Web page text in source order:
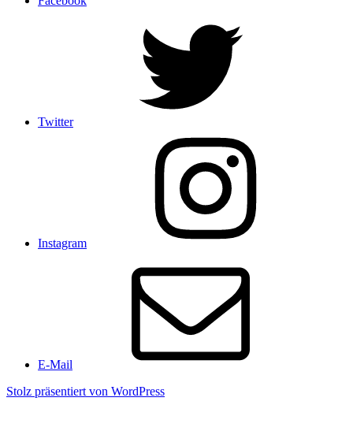
Twitter
Instagram
E-Mail
Stolz präsentiert von WordPress